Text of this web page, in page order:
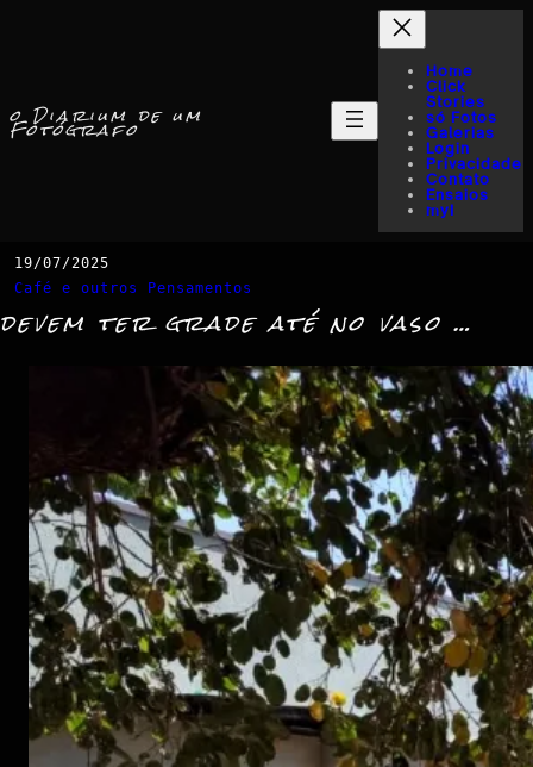
o Diarium de um
Fotógrafo
Home
Click
Stories
só Fotos
Galerias
Login
Privacidade
Contato
Ensaios
myI
19/07/2025
Café e outros Pensamentos
devem ter grade até no vaso …